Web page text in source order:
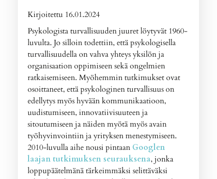
Kirjoitettu 16.01.2024
Psykologista turvallisuuden juuret löytyvät 1960-
luvulta. Jo silloin todettiin, että psykologisella
turvallisuudella on vahva yhteys yksilön ja
organisaation oppimiseen sekä ongelmien
ratkaisemiseen. Myöhemmin tutkimukset ovat
osoittaneet, että psykologinen turvallisuus on
edellytys myös hyvään kommunikaatioon,
uudistumiseen, innovatiivisuuteen ja
sitoutumiseen ja näiden myötä myös avain
työhyvinvointiin ja yrityksen menestymiseen.
2010-luvulla aihe nousi pintaan Googlen
laajan tutkimuksen seurauksena, jonka
loppupäätelmänä tärkeimmäksi selittäväksi